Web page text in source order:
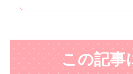
この記事